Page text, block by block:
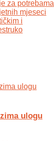
za potrebama
mjeseci
i
ulogu